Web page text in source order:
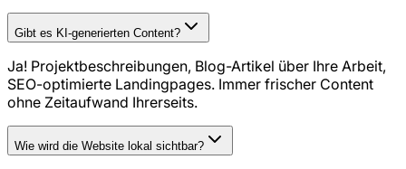
Gibt es KI-generierten Content?
Ja! Projektbeschreibungen, Blog-Artikel über Ihre Arbeit,
SEO-optimierte Landingpages. Immer frischer Content
ohne Zeitaufwand Ihrerseits.
Wie wird die Website lokal sichtbar?